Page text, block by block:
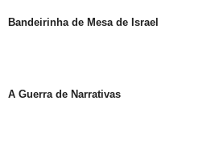
Bandeirinha de Mesa de Israel
A Guerra de Narrativas